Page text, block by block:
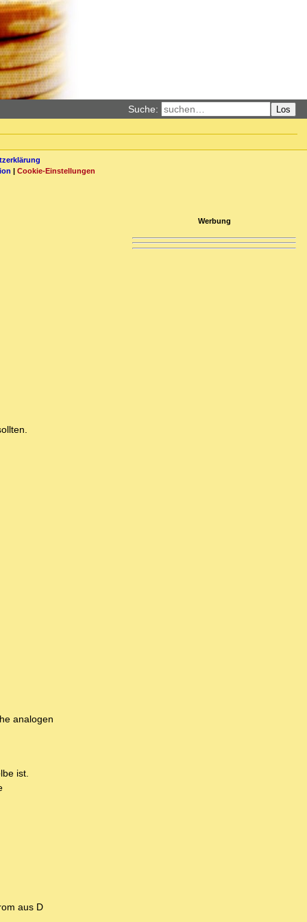
Suche: Los
| Cookie-Einstellungen
analogen
ist.
aus D
Werbung